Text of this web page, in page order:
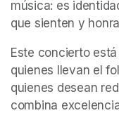
música: es
que sienten y
Este concierto
quienes llevan el
quienes desean
combina